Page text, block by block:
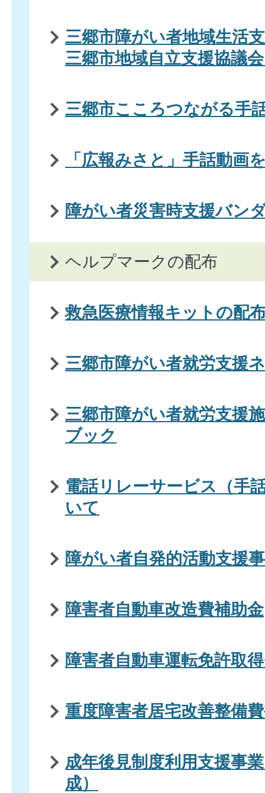
三郷市障がい者地域生活
三郷市地域自立支援協議
三郷市こころつながる手
「広報みさと」手話動画
障がい者災害時支援バン
ヘルプマークの配布
救急医療情報キットの配
三郷市障がい者就労支援
三郷市障がい者就労支援
ブック
電話リレーサービス（手
いて
障がい者自発的活動支援
障害者自動車改造費補助金
障害者自動車運転免許取
重度障害者居宅改善整備
成年後見制度利用支援事
成）